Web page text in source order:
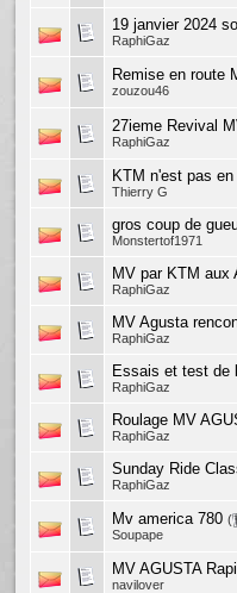
19 janvier 2024
RaphiGaz
Remise en route
zouzou46
27ieme Revival
RaphiGaz
KTM n'est pas
Thierry G
gros coup de
Monstertof1971
MV par KTM aux
RaphiGaz
MV Agusta
RaphiGaz
Essais et test de
RaphiGaz
Roulage MV
RaphiGaz
Sunday Ride
RaphiGaz
Mv america 780 (
Soupape
MV AGUSTA
navilover